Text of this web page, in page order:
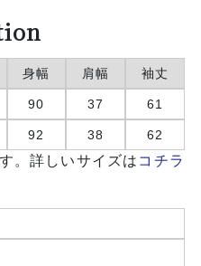
身幅 肩幅 袖丈
90 37 61
92 38 62
。詳しいサイズは コチラ